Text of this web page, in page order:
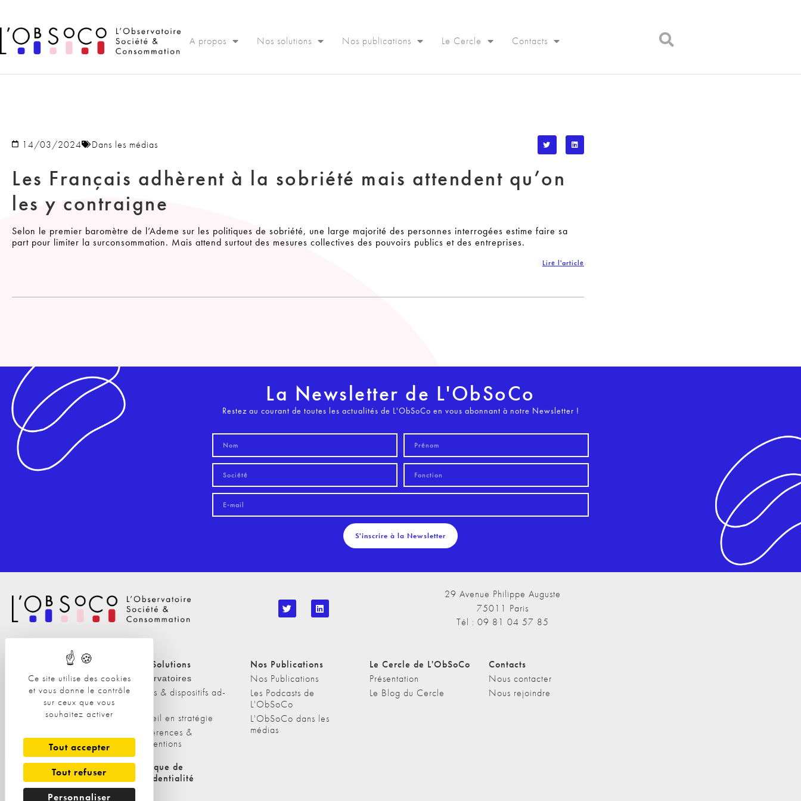
Ce site utilise des cookies
et vous donne le contrôle
sur ceux que vous
souhaitez activer
Tout accepter
Tout refuser
Personnaliser
A propos Nos solutions Nos publications Le Cercle Contacts
14/03/2024 Dans les médias
Les Français adhèrent à la sobriété mais attendent qu’on
les y contraigne
Selon le premier baromètre de l’Ademe sur les politiques de sobriété, une large majorité des personnes interrogées estime faire sa
part pour limiter la surconsommation. Mais attend surtout des mesures collectives des pouvoirs publics et des entreprises.
Lire l'article
La Newsletter de L'ObSoCo
Restez au courant de toutes les actualités de L'ObSoCo en vous abonnant à notre Newsletter !
S'inscrire à la Newsletter
29 Avenue Philippe Auguste
75011 Paris
Tél : 09 81 04 57 85
Nos Solutions
A propos
L'équipe
Nos clients
Nos Solutions
Observatoires
Etudes & dispositifs ad-
Conseil en stratégie
Conférences &
interventions
Nos Publications
Nos Publications
Les Podcasts de
L'ObSoCo
L'ObSoCo dans les
médias
Le Cercle de L'ObSoCo
Présentation
Le Blog du Cercle
Contacts
Nous contacter
Nous rejoindre
Politique de cookies
Politique de
confidentialité